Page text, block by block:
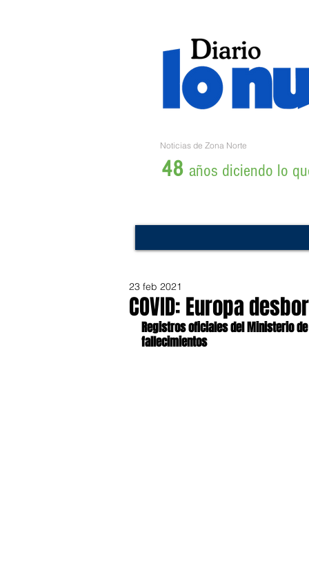
Noticias de Zona Norte
48 años diciendo lo
COVID: Europa
23 feb 2021
Registros oficiales del Ministerio
fallecimientos